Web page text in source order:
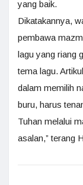
yang baik.
Dikatakannya,
pembawa
lagu yang riang
tema lagu.
dalam memilih
buru, harus
Tuhan melalui
asalan,” terang